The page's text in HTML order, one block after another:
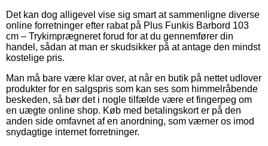
Det kan dog alligevel vise sig smart at sammenligne diverse
online forretninger efter rabat på Plus Funkis Barbord 103
cm – Trykimprægneret forud for at du gennemfører din
handel, sådan at man er skudsikker på at antage den mindst
kostelige pris.
Man må bare være klar over, at når en butik på nettet udlover
produkter for en salgspris som kan ses som himmelråbende
beskeden, så bør det i nogle tilfælde være et fingerpeg om
en uægte online shop. Køb med betalingskort er på den
anden side omfavnet af en anordning, som værner os imod
snydagtige internet forretninger.